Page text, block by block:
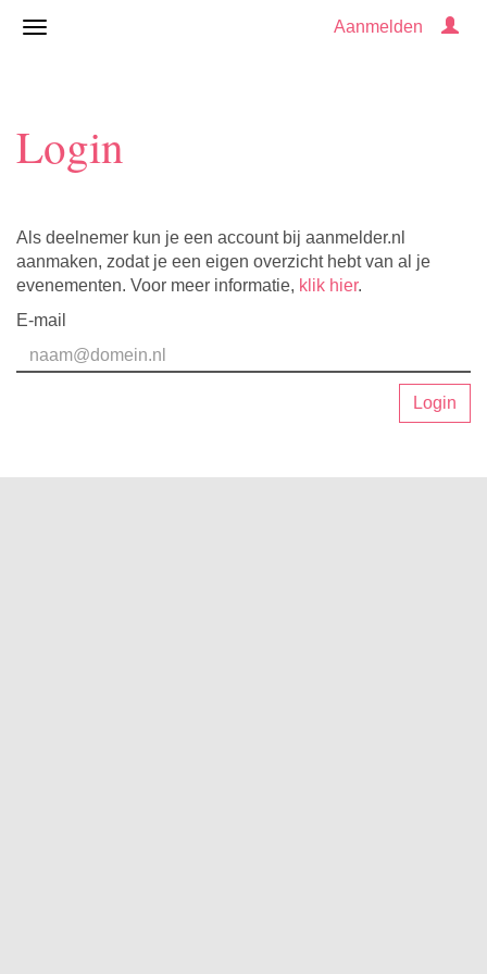
Aanmelden
Login
Als deelnemer kun je een account bij aanmelder.nl
aanmaken, zodat je een eigen overzicht hebt van al je
evenementen. Voor meer informatie, klik hier.
E-mail
Login